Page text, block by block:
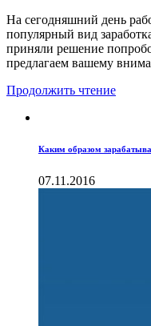
На сегодняшний день
популярный вид
приняли решение
предлагаем вашему
Продолжить чтение
Каким образом
07.11.2016